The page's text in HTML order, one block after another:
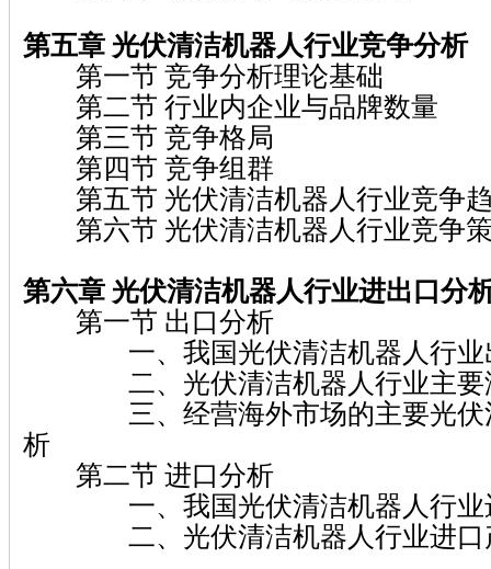
第五章 光伏清洁机器人行业竞争分析
第一节 竞争分析理论基础
第二节 行业内企业与品牌数量
第三节 竞争格局
第四节 竞争组群
第五节 光伏清洁机器人行业竞争
第六节 光伏清洁机器人行业竞争
第六章 光伏清洁机器人行业进出口分
第一节 出口分析
一、我国光伏清洁机器人行业
二、光伏清洁机器人行业主要
三、经营海外市场的主要光伏
析
第二节 进口分析
一、我国光伏清洁机器人行业
二、光伏清洁机器人行业进口